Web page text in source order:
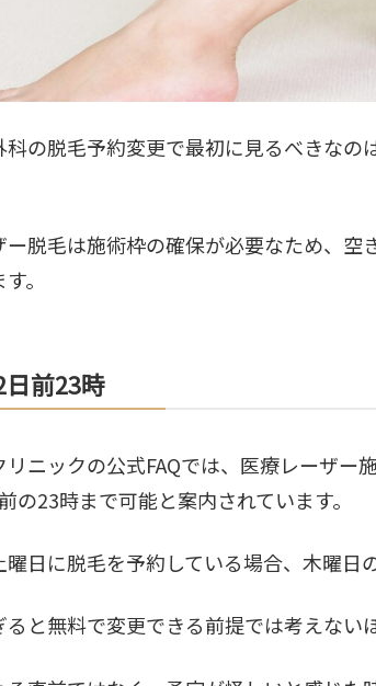
科の脱毛予約変更で最初に見るべきな
ー脱毛は施術枠の確保が必要なため、
。
前23時
ニックの公式FAQでは、医療レーザー
の23時まで可能と案内されています。
曜日に脱毛を予約している場合、木曜日
と無料で変更できる前提では考えない